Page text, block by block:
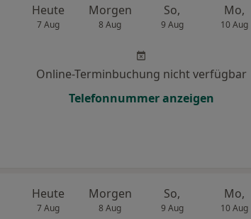
Heute
7 Aug
Morgen
8 Aug
So,
9 Aug
Mo,
10 Aug
Online-Terminbuchung nicht verfügbar
Telefonnummer anzeigen
Heute
7 Aug
Morgen
8 Aug
So,
9 Aug
Mo,
10 Aug